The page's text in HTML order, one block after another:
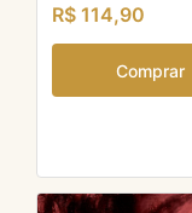
R$ 114,90
Comprar